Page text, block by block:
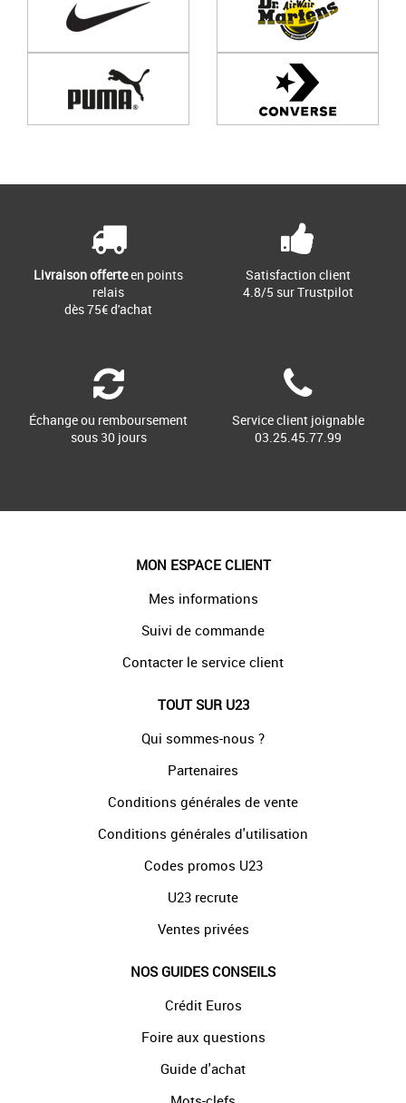
Livraison offerteen points
relais
dès 75€ d'achat
Satisfaction client
4.8/5 sur Trustpilot
Échange ou remboursement
sous 30 jours
Service client joignable
03.25.45.77.99
MON ESPACE CLIENT
Mes informations
Suivi de commande
Contacter le service client
TOUT SUR U23
Qui sommes-nous ?
Partenaires
Conditions générales de vente
Conditions générales d'utilisation
Codes promos U23
U23 recrute
Ventes privées
NOS GUIDES CONSEILS
Crédit Euros
Foire aux questions
Guide d'achat